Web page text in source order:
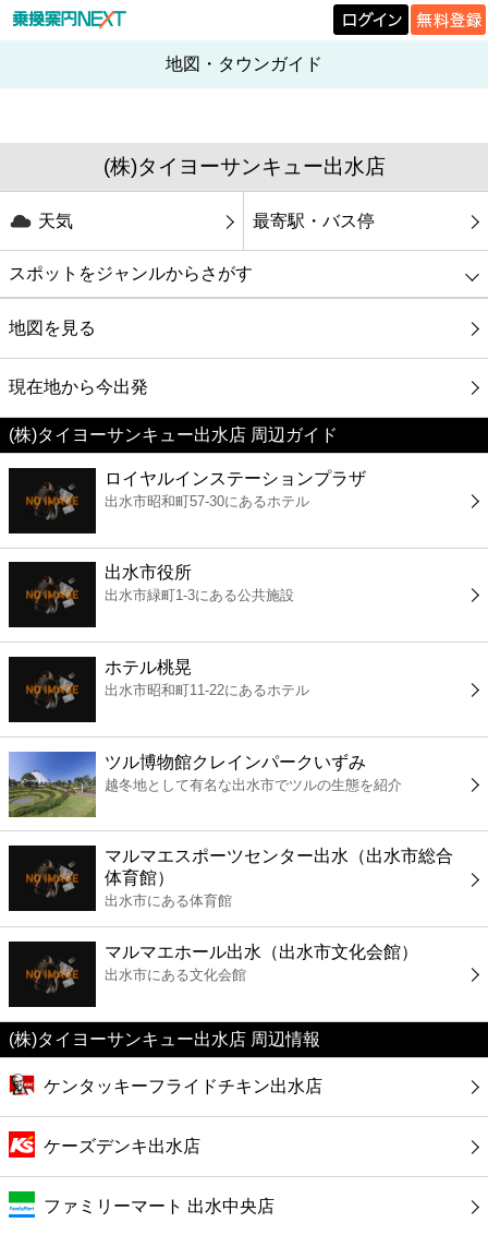
地図・タウンガイド
(株)タイヨーサンキュー出水店
天気 最寄駅・バス停
スポットをジャンルからさがす
グルメ
映画
美容
コンビニ
薬局
スーパー
エンタメ
レジャー
書店
ファミレス
ファーストフード
カフェ
ショッピング
銀行
公共
病院
地図を見る
現在地から今出発
(株)タイヨーサンキュー出水店 周辺ガイド
ロイヤルインステーションプラザ
出水市昭和町57-30にあるホテル
出水市役所
出水市緑町1-3にある公共施設
ホテル桃晃
出水市昭和町11-22にあるホテル
ツル博物館クレインパークいずみ
越冬地として有名な出水市でツルの生態を紹介
マルマエスポーツセンター出水（出水市総合
体育館）
出水市にある体育館
マルマエホール出水（出水市文化会館）
出水市にある文化会館
(株)タイヨーサンキュー出水店 周辺情報
ケンタッキーフライドチキン出水店
ケーズデンキ出水店
ファミリーマート 出水中央店